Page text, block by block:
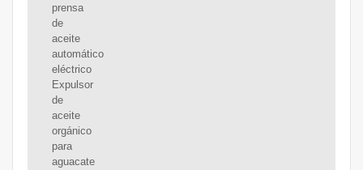
prensa
de
aceite
automático
eléctrico
Expulsor
de
aceite
orgánico
para
aguacate